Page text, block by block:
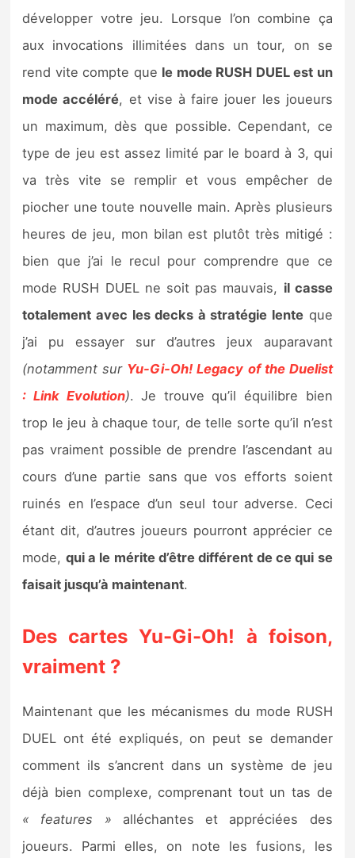
développer votre jeu. Lorsque l’on combine ça
aux invocations illimitées dans un tour, on se
rend vite compte que le mode RUSH DUEL est un
mode accéléré, et vise à faire jouer les joueurs
un maximum, dès que possible. Cependant, ce
type de jeu est assez limité par le board à 3, qui
va très vite se remplir et vous empêcher de
piocher une toute nouvelle main. Après plusieurs
heures de jeu, mon bilan est plutôt très mitigé :
bien que j’ai le recul pour comprendre que ce
mode RUSH DUEL ne soit pas mauvais, il casse
totalement avec les decks à stratégie lente que
j’ai pu essayer sur d’autres jeux auparavant
(notamment sur Yu-Gi-Oh! Legacy of the Duelist
: Link Evolution). Je trouve qu’il équilibre bien
trop le jeu à chaque tour, de telle sorte qu’il n’est
pas vraiment possible de prendre l’ascendant au
cours d’une partie sans que vos efforts soient
ruinés en l’espace d’un seul tour adverse. Ceci
étant dit, d’autres joueurs pourront apprécier ce
mode, qui a le mérite d’être différent de ce qui se
faisait jusqu’à maintenant.
Des cartes Yu-Gi-Oh! à foison,
vraiment ?
Maintenant que les mécanismes du mode RUSH
DUEL ont été expliqués, on peut se demander
comment ils s’ancrent dans un système de jeu
déjà bien complexe, comprenant tout un tas de
« features » alléchantes et appréciées des
joueurs. Parmi elles, on note les fusions, les